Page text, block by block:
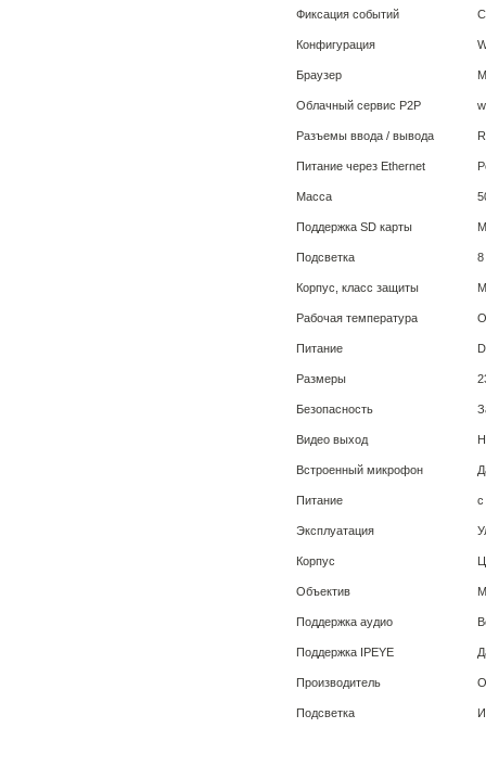
Фиксация событий
Конфигурация
Браузер
Облачный сервис P2P
Разъемы ввода / вывода
Питание через Ethernet
Масса
Поддержка SD карты
Подсветка 8
Корпус, класс защиты
Рабочая температура
Питание
Размеры
Безопасность
Видео выход
Встроенный микрофон
Питание с
Эксплуатация
Корпус
Объектив
Поддержка аудио
Поддержка IPEYE
Производитель
Подсветка